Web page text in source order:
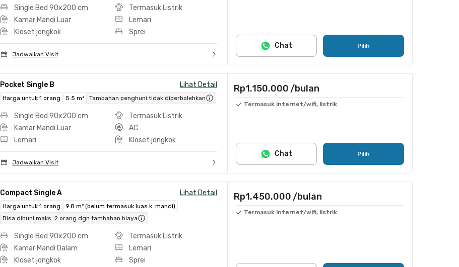
Single Bed 90x200 cm
Termasuk Listrik
Kamar Mandi Luar
Lemari
Kloset jongkok
Sprei
Jadwalkan Visit
Pilih
Chat
Pocket Single B Lihat Detail
Harga untuk 1 orang 5.5 m² Tambahan penghuni tidak diperbolehkan
Single Bed 90x200 cm
Termasuk Listrik
Kamar Mandi Luar
AC
Lemari
Kloset jongkok
Jadwalkan Visit
Rp1.150.000 /bulan
Termasuk internet/wifi, listrik
Pilih
Chat
Compact Single A Lihat Detail
Harga untuk 1 orang
9.8 m² (belum termasuk luas k. mandi)
Bisa dihuni maks. 2 orang dgn tambahan biaya
Single Bed 90x200 cm
Termasuk Listrik
Kamar Mandi Dalam
Lemari
Kloset jongkok
Sprei
Rp1.450.000 /bulan
Termasuk internet/wifi, listrik